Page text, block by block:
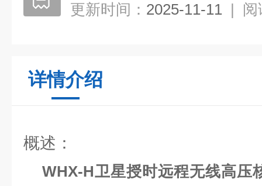
更新时间： 2025-11-11 | 阅
详情介绍
概述：
WHX-H卫星授时远程无线高压